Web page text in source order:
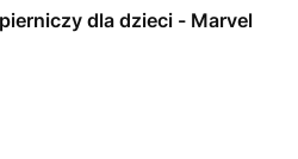
AVENGERS - Zestaw papierniczy dla dzieci - Marvel